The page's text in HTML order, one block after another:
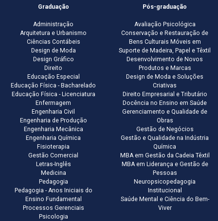
Graduação
Administração
Arquitetura e Urbanismo
Ciências Contábeis
Design de Moda
Design Gráfico
Direito
Educação Especial
Educação Física - Bacharelado
Educação Física - Licenciatura
Enfermagem
Engenharia Civil
Engenharia de Produção
Engenharia Mecânica
Engenharia Química
Fisioterapia
Gestão Comercial
Letras-Inglês
Medicina
Pedagogia
Pedagogia - Anos Iniciais do
Ensino Fundamental
Processos Gerenciais
Psicologia
Pós-graduação
Avaliação Psicológica
Conservação e Restauração de
Bens Culturais Móveis em
Suporte de Madeira, Papel e Têxtil
Desenvolvimento de Novos
Produtos e Marcas
Design de Moda e Soluções
Criativas
Direito Empresarial e Tributário
Docência no Ensino em Saúde
Gerenciamento e Qualidade de
Obras
Gestão de Negócios
Gestão e Qualidade na Indústria
Química
MBA em Gestão da Cadeia Têxtil
MBA em Liderança e Gestão de
Pessoas
Neuropsicopedagogia
Institucional
Saúde Mental e Ciência do Bem-
Viver